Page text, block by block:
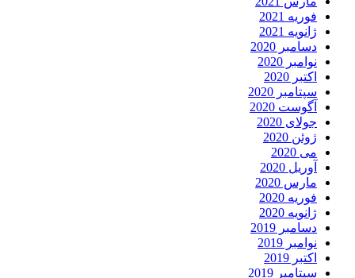
فوریه 2021
ژانویه 2021
دسامبر 2020
نوامبر 2020
اکتبر 2020
سپتامبر 2020
آگوست 2020
جولای 2020
ژوئن 2020
می 2020
آوریل 2020
مارس 2020
فوریه 2020
ژانویه 2020
دسامبر 2019
نوامبر 2019
اکتبر 2019
سپتامبر 2019